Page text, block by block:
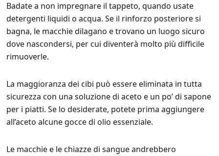
Badate a non impregnare il tappeto, quando usate
detergenti liquidi o acqua. Se il rinforzo posteriore si
bagna, le macchie dilagano e trovano un luogo sicuro
dove nascondersi, per cui diventerà molto più difficile
rimuoverle.
La maggioranza dei cibi può essere eliminata in tutta
sicurezza con una soluzione di aceto e un po’ di sapone
per i piatti. Se lo desiderate, potete prima aggiungere
all’aceto alcune gocce di olio essenziale.
Le macchie e le chiazze di sangue andrebbero